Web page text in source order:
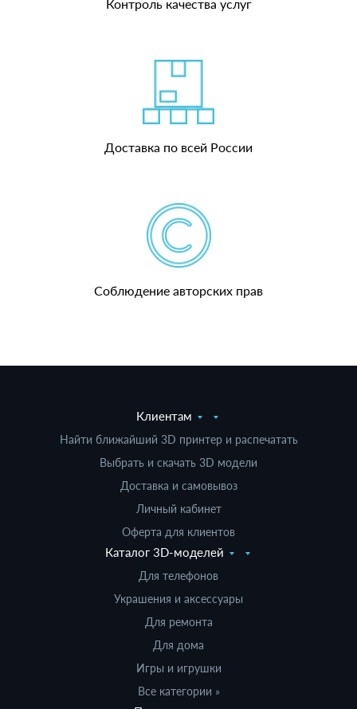
Контроль качества услуг
Доставка по всей России
Соблюдение авторских прав
Клиентам
Найти ближайший 3D принтер и распечатать
Выбрать и скачать 3D модели
Доставка и самовывоз
Личный кабинет
Оферта для клиентов
Каталог 3D-моделей
Для телефонов
Украшения и аксессуары
Для ремонта
Для дома
Игры и игрушки
Все категории »